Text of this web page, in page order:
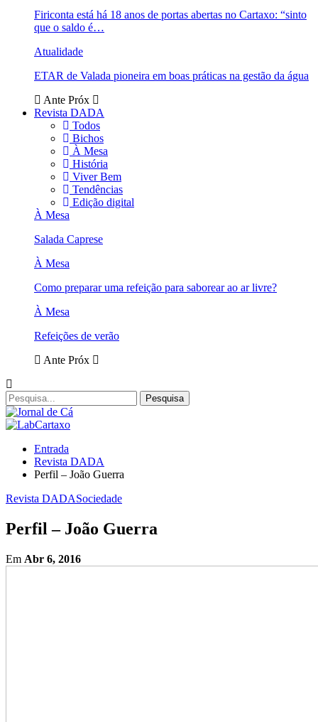
Firiconta está há 18 anos de portas abertas no Cartaxo: “sinto
que o saldo é…
Atualidade
ETAR de Valada pioneira em boas práticas na gestão da água
Ante Próx
Revista DADA
Todos
Bichos
À Mesa
História
Viver Bem
Tendências
Edição digital
À Mesa
Salada Caprese
À Mesa
Como preparar uma refeição para saborear ao ar livre?
À Mesa
Refeições de verão
Ante Próx
Entrada
Revista DADA
Perfil – João Guerra
Revista DADASociedade
Perfil – João Guerra
Em Abr 6, 2016